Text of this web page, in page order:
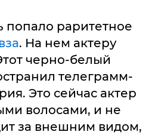
попало раритетное
. На нем актеру
черно-белый
телеграмм-
Это сейчас актер
волосами, и не
за внешним видом,